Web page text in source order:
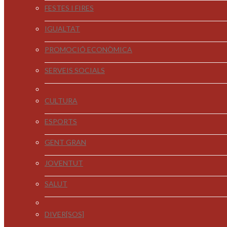
FESTES I FIRES
IGUALTAT
PROMOCIÓ ECONÒMICA
SERVEIS SOCIALS
CULTURA
ESPORTS
GENT GRAN
JOVENTUT
SALUT
DIVER[SOS]